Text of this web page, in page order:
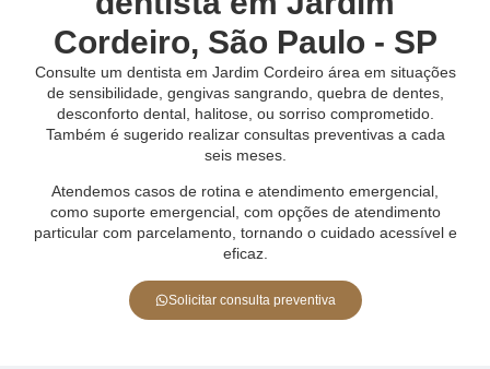
Cordeiro, São Paulo - SP
Consulte um dentista em Jardim Cordeiro área em situações
de sensibilidade, gengivas sangrando, quebra de dentes,
desconforto dental, halitose, ou sorriso comprometido.
Também é sugerido realizar consultas preventivas a cada
seis meses.
Atendemos casos de rotina e atendimento emergencial,
como suporte emergencial, com opções de atendimento
particular com parcelamento, tornando o cuidado acessível e
eficaz.
Solicitar consulta preventiva